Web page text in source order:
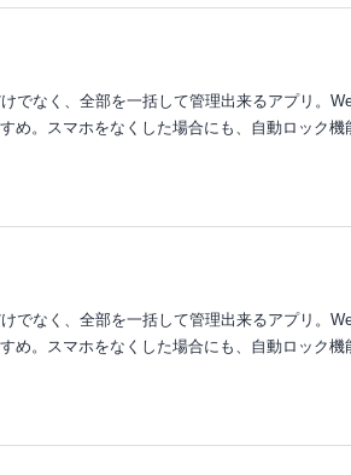
でなく、全部を一括して管理出来るアプリ。
め。スマホをなくした場合にも、自動ロック機
でなく、全部を一括して管理出来るアプリ。
め。スマホをなくした場合にも、自動ロック機